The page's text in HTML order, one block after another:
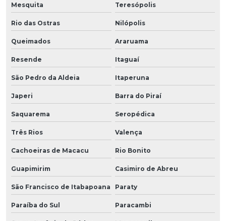
Mesquita Teresópolis
Rio das Ostras Nilópolis
Queimados Araruama
Resende Itaguaí
São Pedro da Aldeia Itaperuna
Japeri Barra do Piraí
Saquarema Seropédica
Três Rios Valença
Cachoeiras de Macacu Rio Bonito
Guapimirim Casimiro de Abreu
São Francisco de Itabapoana Paraty
Paraíba do Sul Paracambi